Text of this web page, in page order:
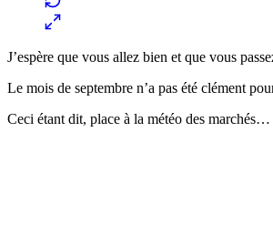
J’espère que vous allez bien et que vous
Le mois de septembre n’a pas été clément
Ceci étant dit, place à la météo des marchés…